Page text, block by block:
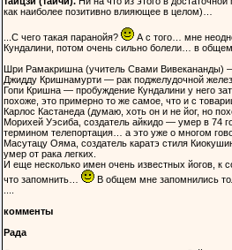
как наиболее позитивно влияющее в целом)…
...С чего такая паранойя?
А с того… мне
Кундалини, потом очень сильно болели… в
Шри Рамакришна (учитель Свами Вивекананды)
Джидду Кришнамурти — рак поджелудочной
Гопи Кришна — пробуждение Кундалини у него
похоже, это примерно то же самое, что и с
Карлос Кастанеда (думаю, хоть он и не йог, но
Морихей Уэсиба, создатель айкидо — умер в 74
термином телепортация… а это уже о многом
Масутацу Ояма, создатель каратэ стиля
умер от рака легких.
И еще несколько имен очень известных йогов, к
что запомнить…
В общем мне запомнились
комменты
Рада